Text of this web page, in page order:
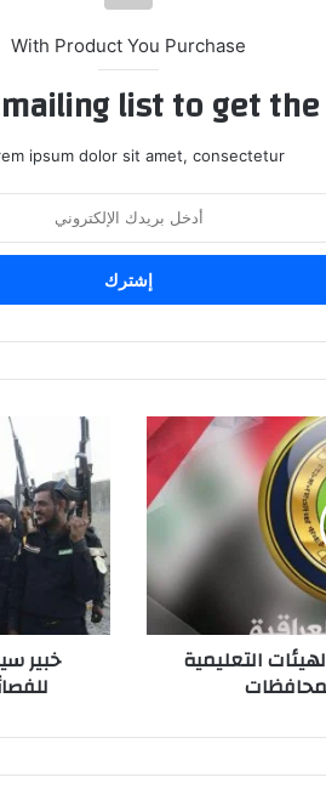
With Product You Purchase
list to get
ipsum dolor sit amet, consectetur.
التعليمية
خبير
سياسي:
لولا
ضعف
الدولة
لما
كان
للفصائل
المسلحة
خبير